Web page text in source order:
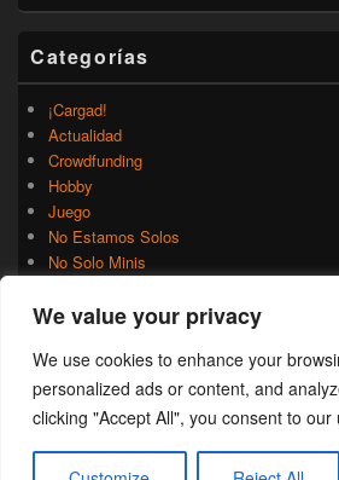
We value your privacy
We use cookies to enhance your
personalized ads or content, and
clicking "Accept All", you consent to our
Categorías
¡Cargad!
Actualidad
Crowdfunding
Hobby
Juego
No Estamos Solos
No Solo Minis
Rumores
Uncategorized
Copyright © 2026 ¡Cargad! . Todos los